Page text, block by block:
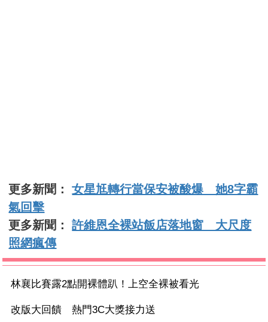
更多新聞：女星尪轉行當保安被酸爆 她8字霸
氣回擊
更多新聞：許維恩全裸站飯店落地窗 大尺度
照網瘋傳
林襄比賽露2點開裸體趴！上空全裸被看光
改版大回饋 熱門3C大獎接力送